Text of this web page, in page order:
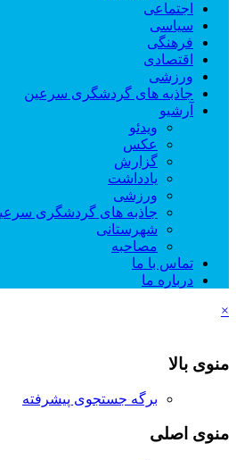
اجتماعی
سیاسی
فرهنگی
اقتصادی
ورزشی
جاذبه های گردشگری سرعین
آرشیو
ویدئو
عکس
گزارش
یادداشت
ورزشی
جاذبه های گردشگری
شهرستانی
مصاحبه
تماس با ما
درباره ما
×
منوی بالا
برگه جستجوی پیشرفته
منوی اصلی